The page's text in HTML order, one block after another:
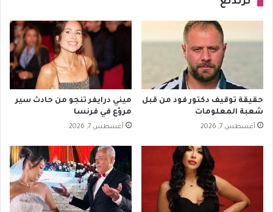
حقيقة توقيف دكتور فود من قبل
شعبة المعلومات
أغسطس 7, 2026
ميني درايفر تنجو من حادث سير
مروّع في فرنسا
أغسطس 7, 2026